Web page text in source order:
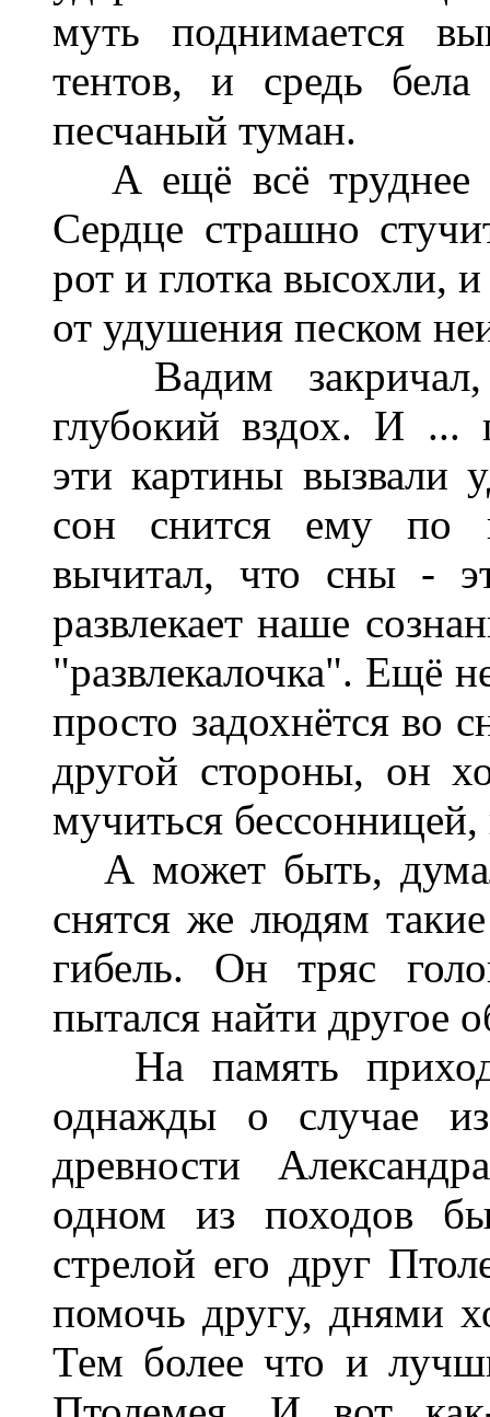
муть поднимается
тентов, и средь
песчаный туман.
А ещё всё труднее
Сердце страшно
рот и глотка высохли,
от удушения песком
Вадим закричал,
глубокий вздох. И ...
эти картины
сон снится ему по
вычитал, что сны -
развлекает наше
"развлекалочка". Ещё
просто задохнётся во
другой стороны, он
мучиться бессонницей,
А может быть,
снятся же людям
гибель. Он тряс
пытался найти другое
На память
однажды о случае
древности
одном из походов
стрелой его друг
помочь другу, днями
Тем более что и